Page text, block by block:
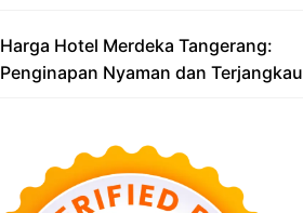
Harga Hotel Merdeka Tangerang:
Penginapan Nyaman dan Terjangkau